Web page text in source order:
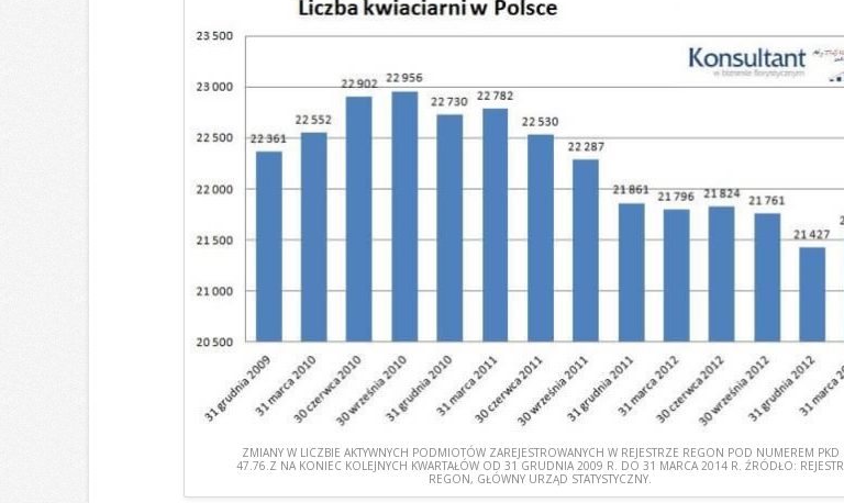
ZMIANY W LICZBIE AKTYWNYCH PODMIOTÓW ZAREJESTROWANYCH W REJESTRZE REGON POD NUMEREM PKD
47.76.Z NA KONIEC KOLEJNYCH KWARTAŁÓW OD 31 GRUDNIA 2009 R. DO 31 MARCA 2014 R. ŹRÓDŁO: REJESTR
REGON, GŁÓWNY URZĄD STATYSTYCZNY.